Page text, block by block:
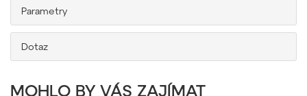
Parametry
Dotaz
MOHLO BY VÁS ZAJÍMAT